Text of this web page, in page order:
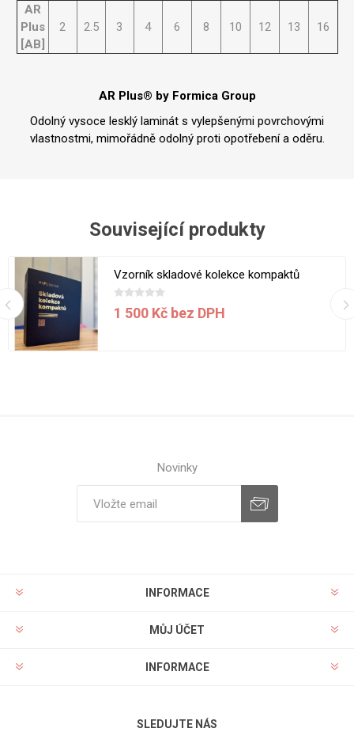
AR
Plus
[AB]
2 2.5 3 4 6 8 10 12 13 16
AR Plus® by Formica Group
Odolný vysoce lesklý laminát s vylepšenými povrchovými
vlastnostmi, mimořádně odolný proti opotřebení a oděru.
Související produkty
Vzorník skladové kolekce kompaktů
1 500 Kč bez DPH
Novinky
INFORMACE
MŮJ ÚČET
INFORMACE
SLEDUJTE NÁS